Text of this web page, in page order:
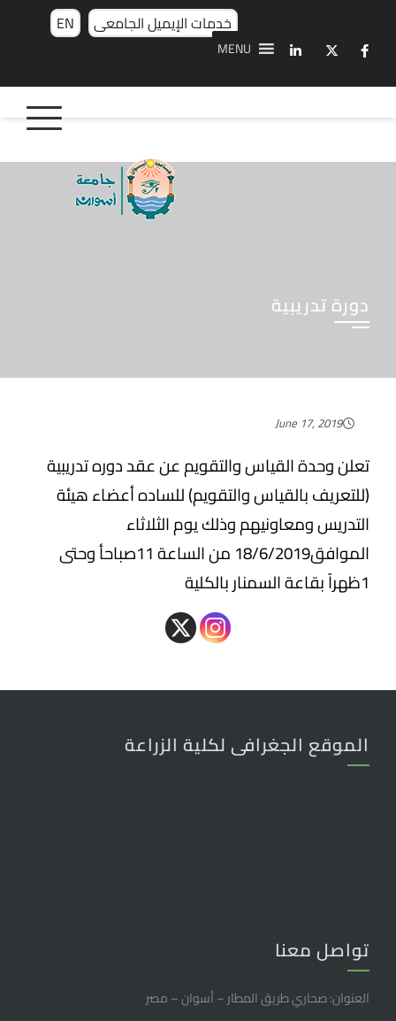
EN خدمات الإيميل الجامعى
MENU
دورة تدريبية
June 17, 2019
تعلن وحدة القياس والتقويم عن عقد دوره تدريبية
(للتعريف بالقياس والتقويم) للساده أعضاء هيئة
التدريس ومعاونيهم وذلك يوم الثلاثاء
الموافق18/6/2019 من الساعة 11صباحأ وحتى
1ظهراً بقاعة السمنار بالكلية
الموقع الجغرافى لكلية الزراعة
تواصل معنا
العنوان: صحاري طريق المطار – أسوان – مصر